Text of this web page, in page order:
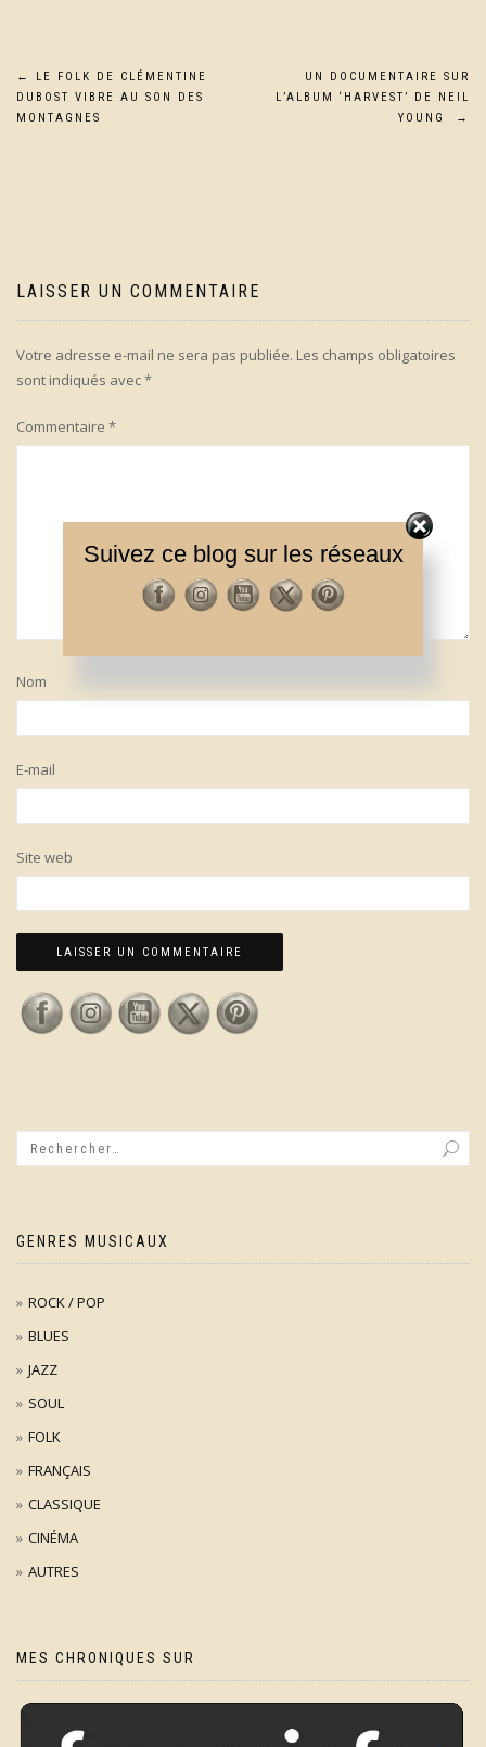
Navigation
de
←
LE FOLK DE CLÉMENTINE
DUBOST VIBRE AU SON DES
MONTAGNES
UN DOCUMENTAIRE SUR
L’ALBUM ‘HARVEST’ DE NEIL
YOUNG
→
LAISSER UN COMMENTAIRE
Votre adresse e-mail ne sera pas publiée. Les champs obligatoires
sont indiqués avec*
Commentaire *
Nom
E-mail
Site web
GENRES MUSICAUX
ROCK / POP
BLUES
JAZZ
SOUL
FOLK
FRANÇAIS
CLASSIQUE
CINÉMA
AUTRES
MES CHRONIQUES SUR
Suivez ce blog sur les réseaux